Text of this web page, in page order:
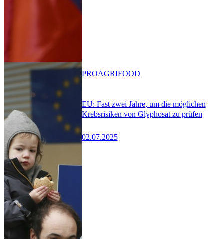
EU: Fast zwei Jahre, um die möglichen
Krebsrisiken von Glyphosat zu prüfen
02.07.2025
PROAGRIFOOD